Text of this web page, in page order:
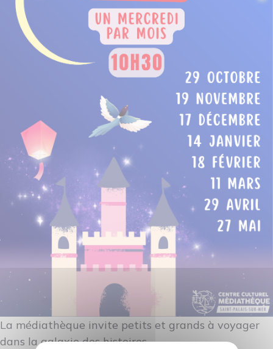
La médiathèque invite petits et grands à voyager
dans la galaxie des histoires...